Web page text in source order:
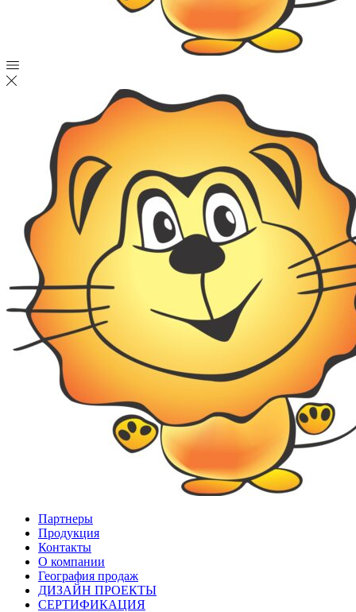
Партнеры
Продукция
Контакты
О компании
География продаж
ДИЗАЙН ПРОЕКТЫ
СЕРТИФИКАЦИЯ